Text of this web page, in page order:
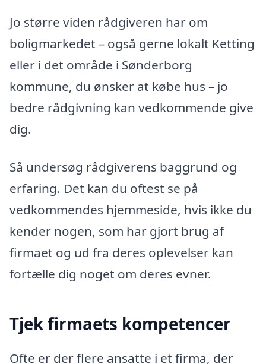
Jo større viden rådgiveren har om
boligmarkedet – også gerne lokalt Ketting
eller i det område i Sønderborg
kommune, du ønsker at købe hus – jo
bedre rådgivning kan vedkommende give
dig.
Så undersøg rådgiverens baggrund og
erfaring. Det kan du oftest se på
vedkommendes hjemmeside, hvis ikke du
kender nogen, som har gjort brug af
firmaet og ud fra deres oplevelser kan
fortælle dig noget om deres evner.
Tjek firmaets kompetencer
Ofte er der flere ansatte i et firma, der